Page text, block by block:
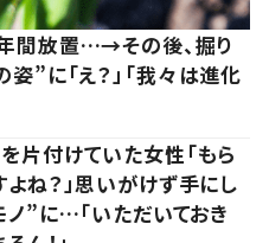
間放置…→その後、掘り
”に「え？」「我々は進化
片付けていた女性「もら
よね？」思いがけず手にし
”に…「いただいておき